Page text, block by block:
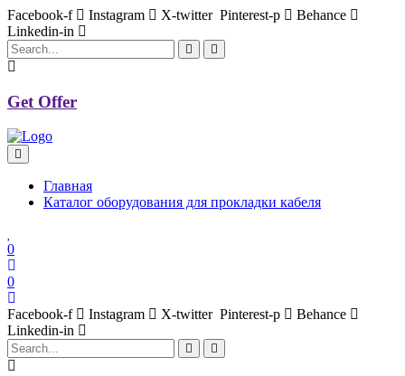
Facebook-f Instagram X-twitter Pinterest-p
Behance
Linkedin-in
Get Offer
Главная
Каталог оборудования для прокладки кабеля
0
0
Facebook-f Instagram X-twitter Pinterest-p
Behance
Linkedin-in